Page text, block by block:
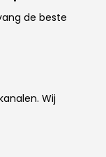
de beste
Wij